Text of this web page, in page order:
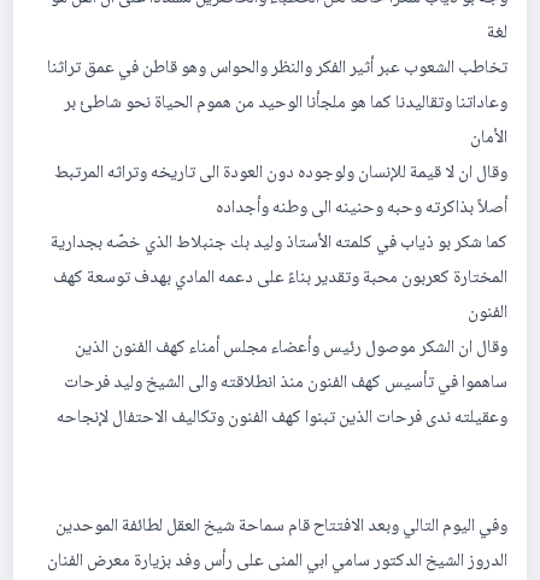
لغة
تخاطب الشعوب عبر أثير الفكر والنظر والحواس وهو قاطن في عمق تراثنا
وعاداتنا وتقاليدنا كما هو ملجأنا الوحيد من هموم الحياة نحو شاطئ بر
الأمان
وقال ان لا قيمة للإنسان ولوجوده دون العودة الى تاريخه وتراثه المرتبط
أصلاً بذاكرته وحبه وحنينه الى وطنه وأجداده
كما شكر بو ذياب في كلمته الأستاذ وليد بك جنبلاط الذي خصّه بجدارية
المختارة كعربون محبة وتقدير بناءً على دعمه المادي بهدف توسعة كهف
الفنون
وقال ان الشكر موصول رئيس وأعضاء مجلس أمناء كهف الفنون الذين
ساهموا في تأسيس كهف الفنون منذ انطلاقته والى الشيخ وليد فرحات
وعقيلته ندى فرحات الذين تبنوا كهف الفنون وتكاليف الاحتفال لإنجاحه
وفي اليوم التالي وبعد الافتتاح قام سماحة شيخ العقل لطائفة الموحدين
الدروز الشيخ الدكتور سامي ابي المنى على رأس وفد بزيارة معرض الفنان